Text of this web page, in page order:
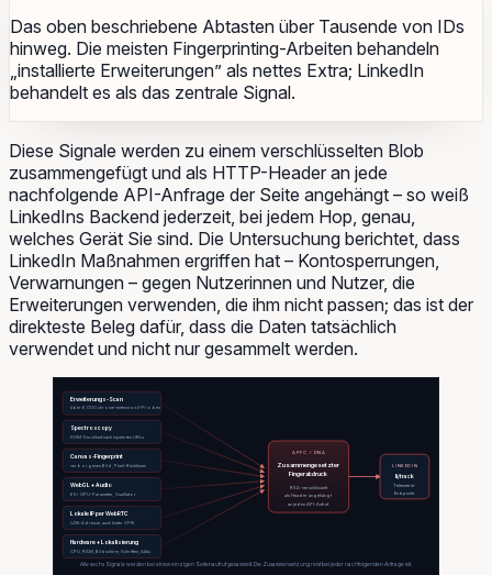
Das oben beschriebene Abtasten über Tausende von IDs
hinweg. Die meisten Fingerprinting-Arbeiten behandeln
„installierte Erweiterungen” als nettes Extra; LinkedIn
behandelt es als das zentrale Signal.
Diese Signale werden zu einem verschlüsselten Blob
zusammengefügt und als HTTP-Header an jede
nachfolgende API-Anfrage der Seite angehängt – so weiß
LinkedIns Backend jederzeit, bei jedem Hop, genau,
welches Gerät Sie sind. Die Untersuchung berichtet, dass
LinkedIn Maßnahmen ergriffen hat – Kontosperrungen,
Verwarnungen – gegen Nutzerinnen und Nutzer, die
Erweiterungen verwenden, die ihm nicht passen; das ist der
direkteste Beleg dafür, dass die Daten tatsächlich
verwendet und nicht nur gesammelt werden.
Erweiterungs-Scan
über 6.000 chrome-extension://-Proben
Spectroscopy
DOM-Durchlauf nach injizierten URLs
Canvas-Fingerprint
verborgenes Bild, Pixel-Rücklesen
WebGL + Audio
65+ GPU-Parameter, Oszillator
Lokale IP per WebRTC
LAN-Adresse, auch hinter VPN
Hardware + Lokalisierung
CPU, RAM, Bildschirm, Schriften, Akku
APFC / DNA
Zusammengesetzter
Fingerabdruck
RSA-verschlüsselt
als Header angehängt
an jeden API-Aufruf
LINKEDIN
li/track
Telemetrie-
Endpunkt
Alle sechs Signale werden bei einem einzigen Seitenaufruf gesammelt. Die Zusammensetzung reist bei jeder nachfolgenden Anfrage mit.